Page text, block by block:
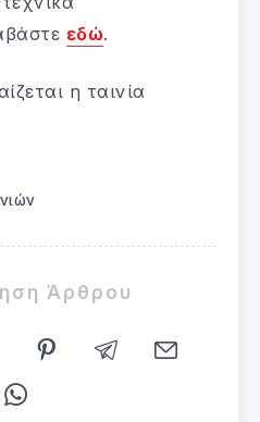
εδώ.
η ταινία
Άρθρου